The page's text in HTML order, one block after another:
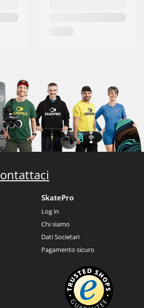
SkatePro
Log in
Chi siamo
Dati Societari
Pagamento sicuro